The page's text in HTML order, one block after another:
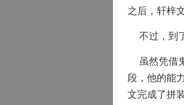
之后，轩梓
不过，到
虽然凭借
段，他的能
文完成了拼